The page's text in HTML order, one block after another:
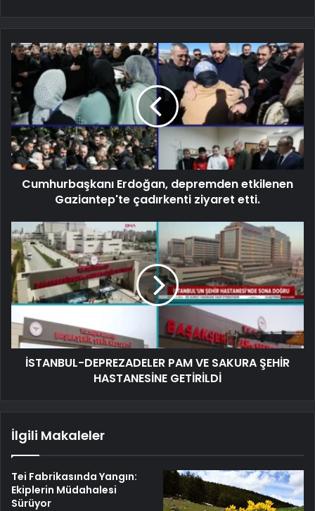
Cumhurbaşkanı Erdoğan, depremden etkilenen
Gaziantep'te çadırkenti ziyaret etti.
İSTANBUL-DEPREZADELER PAM VE SAKURA ŞEHİR
HASTANESİNE GETİRİLDİ
İlgili Makaleler
Tei Fabrikasında Yangın:
Ekiplerin Müdahalesi
Sürüyor